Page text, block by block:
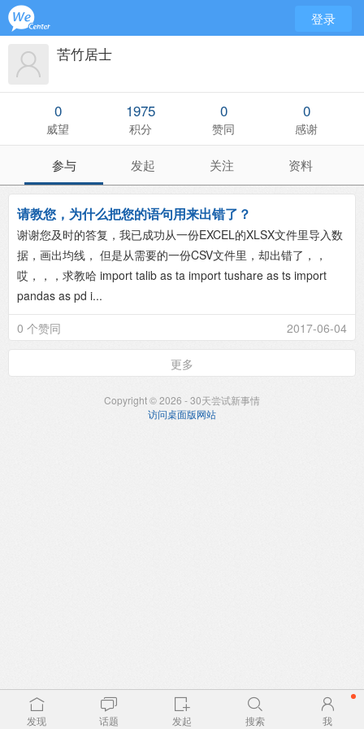
登录
苦竹居士
0
威望
1975
积分
0
赞同
0
感谢
参与 发起 关注 资料
请教您，为什么把您的语句用来出错了？
谢谢您及时的答复，我已成功从一份EXCEL的XLSX文件里导入数
据，画出均线， 但是从需要的一份CSV文件里，却出错了，，
哎，，，求教哈 import talib as ta import tushare as ts import
pandas as pd i...
0 个赞同
2017-06-04
更多
Copyright © 2026 - 30天尝试新事情
访问桌面版网站
发现 话题 发起 搜索 我